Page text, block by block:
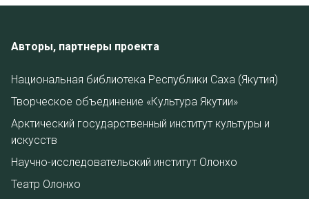
Авторы, партнеры проекта
Национальная библиотека Республики Саха (Якутия)
Творческое объединение «Культура Якутии»
Арктический государственный институт культуры и
искусств
Научно-исследовательский институт Олонхо
Театр Олонхо